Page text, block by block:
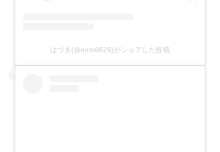
はづき(@mrtn0626)がシェアした投稿